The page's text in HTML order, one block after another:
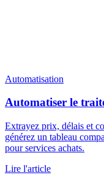
Automatisation
Automatiser le
Extrayez prix, délais et
générez un tableau
pour services achats.
Lire l'article